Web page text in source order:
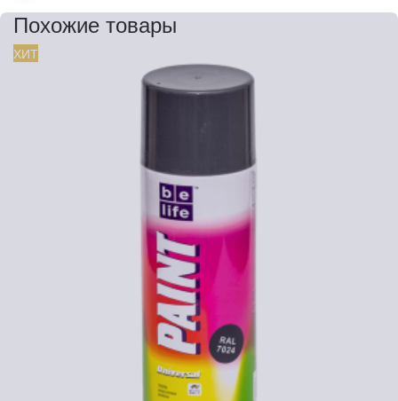
Похожие товары
ХИТ